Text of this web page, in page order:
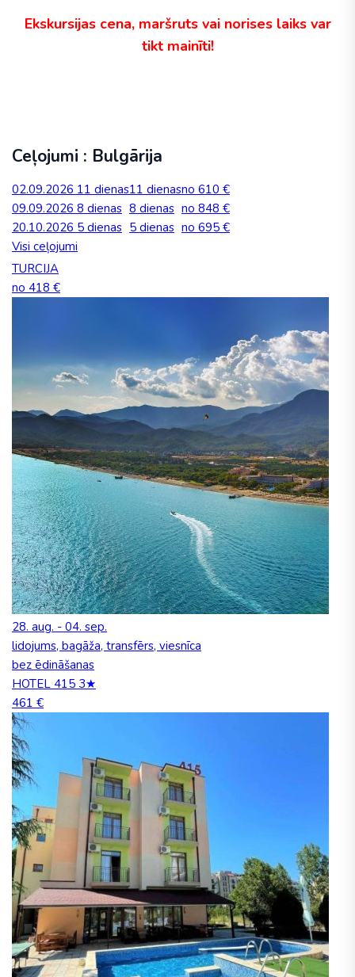
Ekskursijas cena, maršruts vai norises laiks var
tikt mainīti!
Ceļojumi : Bulgārija
02.09.2026 11 dienas11 dienasno 610 €
09.09.2026 8 dienas 8 dienas no 848 €
20.10.2026 5 dienas 5 dienas no 695 €
Visi ceļojumi
TURCIJA
no 418 €
28. aug. - 04. sep.
lidojums, bagāža, transfērs, viesnīca
bez ēdināšanas
HOTEL 415 3★
461 €